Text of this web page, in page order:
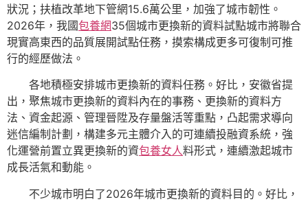
狀況；扶植改革地下管網15.6萬公里，加強了城市韌性。
2026年，我國包養網35個城市更換新的資料試點城市將聯合
現實高東西的品質展開試點任務，摸索構成更多可復制可推
行的經歷做法。
各地積極安排城市更換新的資料任務。好比，安徽省提
出，聚焦城市更換新的資料內在的事務、更換新的資料方
法、資金起源、管理晉陞及存量盤活等重點，凸起需求導向
迷信編制計劃，構建多元主體介入的可連續投融資系統，強
化運營前置立異更換新的資包養女人料形式，連續激起城市
成長活氣和動能。
不少城市明白了2026年城市更換新的資料目的。好比，